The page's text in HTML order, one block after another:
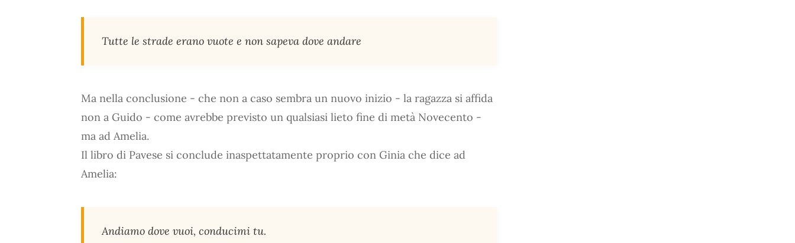
Tutte le strade erano vuote e non sapeva dove andare
Ma nella conclusione - che non a caso sembra un nuovo inizio - la ragazza si affida
non a Guido - come avrebbe previsto un qualsiasi lieto fine di metà Novecento -
ma ad Amelia.
Il libro di Pavese si conclude inaspettatamente proprio con Ginia che dice ad
Amelia:
Andiamo dove vuoi, conducimi tu.